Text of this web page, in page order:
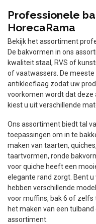
Professionele
HorecaRama
Bekijk het assortiment
De bakvormen in ons
kwaliteit staal, RVS of
of vaatwassers. De
antikleeflaag zodat uw
voorkomen wordt dat deze
kiest u uit verschillende
Ons assortiment biedt tal
toepassingen om in te
maken van taarten,
taartvormen, ronde
voor quiche heeft een
elegante rand zorgt. Bent
hebben verschillende
voor muffins, bak 6 of zelfs
het maken van een
assortiment.